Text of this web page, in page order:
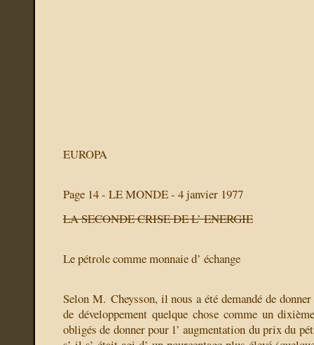
EUROPA
Page 14 - LE MONDE - 4 janvier 1977
LA SECONDE CRISE DE L’ ENERGIE
Le pétrole comme monnaie d’ échange
Selon M. Cheysson, il nous a été demandé de
de développement quelque chose comme un
obligés de donner pour l’ augmentation du prix du